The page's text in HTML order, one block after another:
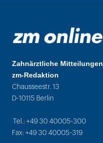
Zahnärztliche Mitteilungen
zm-Redaktion
Chausseestr. 13
D-10115 Berlin
Tel.: +49 30 40005-300
Fax: +49 30 40005-319